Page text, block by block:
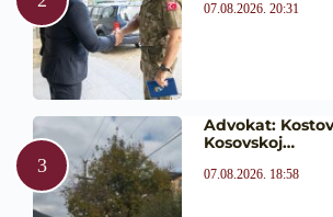
07.08.2026. 20:31
Advokat:
Kosovskoj…
07.08.2026. 18:58